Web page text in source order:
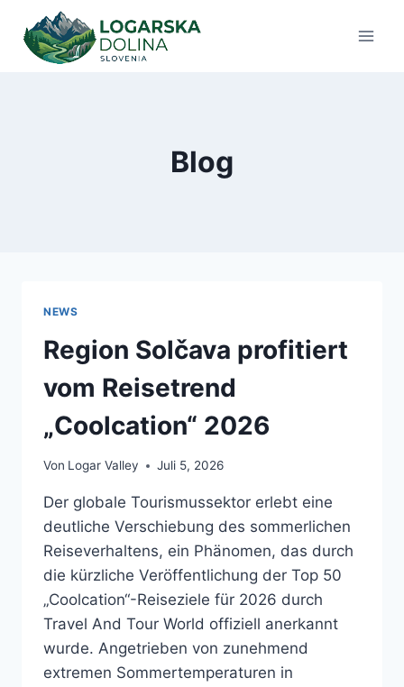
Inhalt
springen
Blog
NEWS
Region Solčava profitiert
vom Reisetrend
„Coolcation“ 2026
Von Logar Valley Juli 5, 2026
Der globale Tourismussektor erlebt eine
deutliche Verschiebung des sommerlichen
Reiseverhaltens, ein Phänomen, das durch
die kürzliche Veröffentlichung der Top 50
„Coolcation“-Reiseziele für 2026 durch
Travel And Tour World offiziell anerkannt
wurde. Angetrieben von zunehmend
extremen Sommertemperaturen in